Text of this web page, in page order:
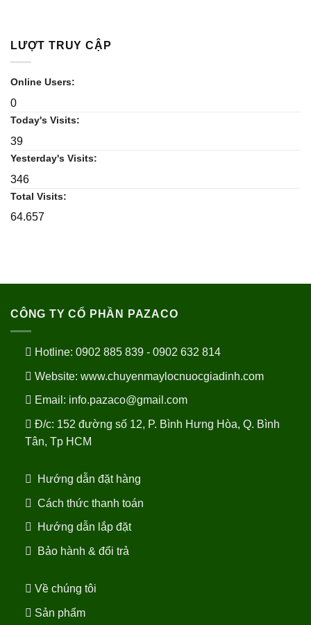
LƯỢT TRUY CẬP
Online Users:
0
Today's Visits:
39
Yesterday's Visits:
346
Total Visits:
64.657
CÔNG TY CỔ PHẦN PAZACO
Hotline: 0902 885 839 - 0902 632 814
Website: www.chuyenmaylocnuocgiadinh.com
Email: info.pazaco@gmail.com
Đ/c: 152 đường số 12, P. Bình Hưng Hòa, Q. Bình
Tân, Tp HCM
Hướng dẫn đặt hàng
Cách thức thanh toán
Hướng dẫn lắp đặt
Bảo hành & đổi trả
Về chúng tôi
Sản phẩm